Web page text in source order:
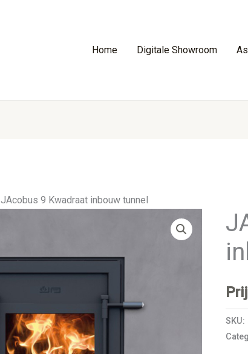
Home Digitale Showroom
JAcobus 9 Kwadraat inbouw tunnel
SKU: